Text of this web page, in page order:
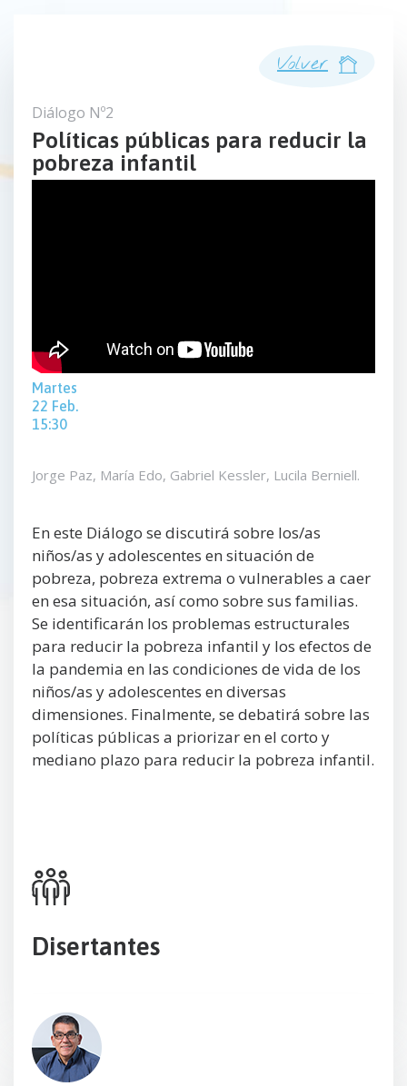
Volver
Diálogo Nº2
Políticas públicas para reducir la
pobreza infantil
Martes
22 Feb.
15:30
Jorge Paz, María Edo, Gabriel Kessler, Lucila Berniell.
En este Diálogo se discutirá sobre los/as
niños/as y adolescentes en situación de
pobreza, pobreza extrema o vulnerables a caer
en esa situación, así como sobre sus familias.
Se identificarán los problemas estructurales
para reducir la pobreza infantil y los efectos de
la pandemia en las condiciones de vida de los
niños/as y adolescentes en diversas
dimensiones. Finalmente, se debatirá sobre las
políticas públicas a priorizar en el corto y
mediano plazo para reducir la pobreza infantil.
Disertantes​